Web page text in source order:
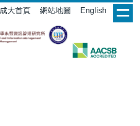
成大首頁 網站地圖 English login